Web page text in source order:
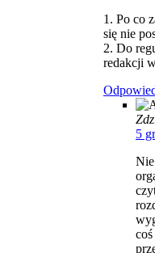
1. Po co
się nie
2. Do
redakcji
5